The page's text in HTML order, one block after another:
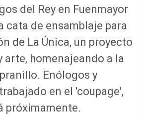
del Rey en Fuenmayor
cata de ensamblaje para
de La Única, un proyecto
arte, homenajeando a la
Enólogos y
en el 'coupage',
próximamente.